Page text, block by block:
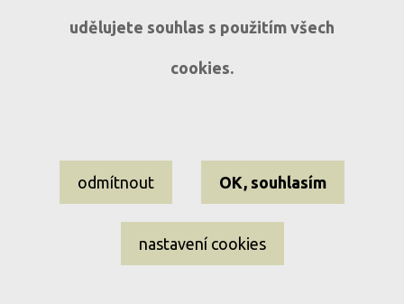
Nastavení cookies
Informace o souborech cookies
udělujete souhlas s použitím všech
cookies.
odmítnout OK, souhlasím
nastavení cookies